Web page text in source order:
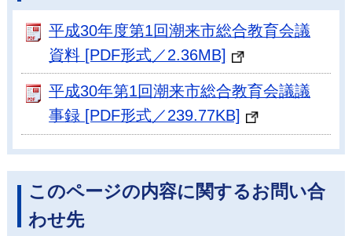
平成30年度第1回潮来市総合教育会議
資料 [PDF形式／2.36MB]
平成30年第1回潮来市総合教育会議議
事録 [PDF形式／239.77KB]
このページの内容に関するお問い合
わせ先